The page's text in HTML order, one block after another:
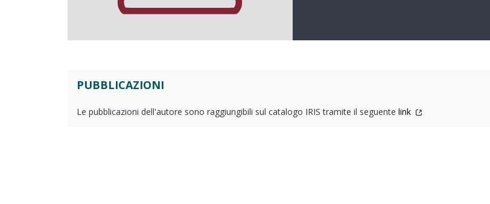
PUBBLICAZIONI
Le pubblicazioni dell'autore sono raggiungibili sul catalogo IRIS tramite il seguente link